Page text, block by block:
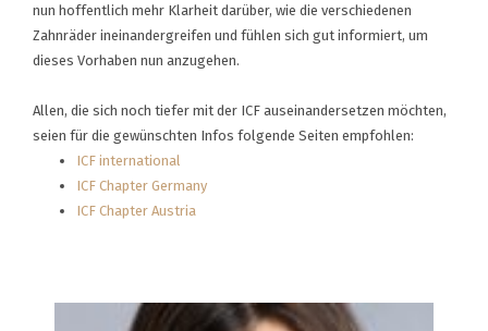
nun hoffentlich mehr Klarheit darüber, wie die verschiedenen
Zahnräder ineinandergreifen und fühlen sich gut informiert, um
dieses Vorhaben nun anzugehen.
Allen, die sich noch tiefer mit der ICF auseinandersetzen möchten,
seien für die gewünschten Infos folgende Seiten empfohlen:
ICF international
ICF Chapter Germany
ICF Chapter Austria